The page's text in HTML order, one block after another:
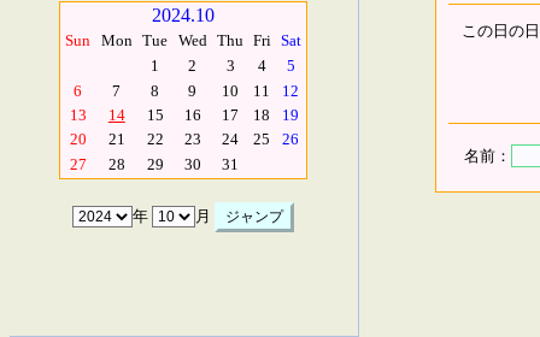
2024.10
Sun Mon Tue Wed Thu Fri Sat
1
2 3 4
5
6
7 8 9 10 11
12
13
14 15 16 17 18
19
20
21 22 23 24 25
26
27
28 29 30 31
年 月
この日の
名前：